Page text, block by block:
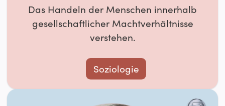
Das Handeln der Menschen innerhalb
gesellschaftlicher Machtverhältnisse
verstehen.
Soziologie